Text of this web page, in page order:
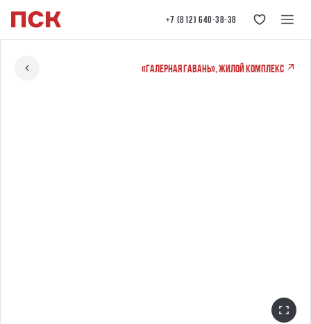
+7 (812) 640-38-38
«Галерная гавань», жилой комплекс